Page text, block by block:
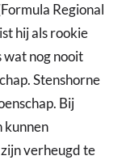
Regional
hij als rookie
wat nog nooit
Stenshorne
Bij
kunnen
verheugd te